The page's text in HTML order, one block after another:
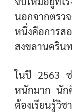
นอกจากตร
หนึ่งคือการส
สงขลานคริน
ในปี 2563
หนักมาก นัก
ต้องเรียนรู้